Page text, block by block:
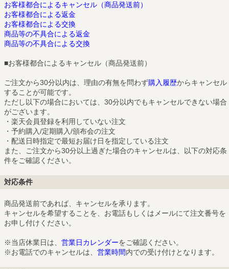
お客様都合によるキャンセル（商品発送前）
お客様都合による返金
お客様都合による交換
商品等の不具合による返金
商品等の不具合による交換
■お客様都合によるキャンセル（商品発送前）
ご注文から30分以内は、理由の有無を問わず購入履歴からキャンセル
することが可能です。
ただし以下の場合においては、30分以内でもキャンセルできない場合
がございます。
・楽天会員登録を利用していない注文
・予約購入/定期購入/頒布会の注文
・配送日時指定で最短お届け日を指定している注文
また、ご注文から30分以上過ぎた場合のキャンセルは、以下の対応条
件をご確認ください。
対応条件
商品発送前であれば、キャンセルを承ります。
キャンセルを希望することを、お電話もしくはメールにて注文番号を
お申し付けください。
※当店休業日は、 営業日カレンダーをご確認ください。
※お電話でのキャンセルは、 営業時間内での受け付けとなります。